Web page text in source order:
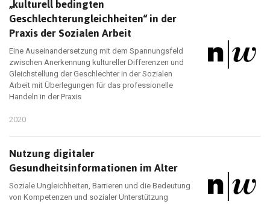
„kulturell bedingten
Geschlechterungleichheiten“ in der
Praxis der Sozialen Arbeit
Eine Auseinandersetzung mit dem Spannungsfeld
zwischen Anerkennung kultureller Differenzen und
Gleichstellung der Geschlechter in der Sozialen
Arbeit mit Überlegungen für das professionelle
Handeln in der Praxis
2020
Nutzung digitaler
Gesundheitsinformationen im Alter
Soziale Ungleichheiten, Barrieren und die Bedeutung
von Kompetenzen und sozialer Unterstützung